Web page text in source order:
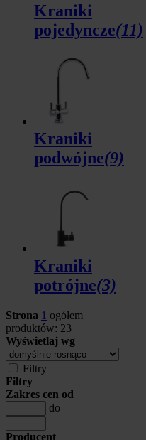
Kraniki
pojedyncze(11)
Kraniki
podwójne(9)
Kraniki
potrójne(3)
Strona 1 ogółem
produktów: 23
Wyświetlaj wg
Filtry
Filtry
Zakres cen od
do
Producent